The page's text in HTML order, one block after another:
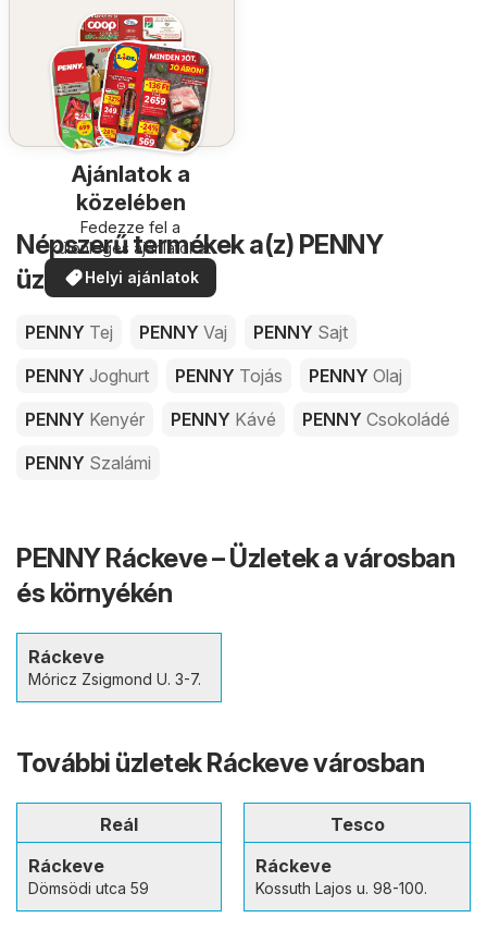
Ajánlatok a
közelében
Fedezze fel a
különleges ajánlatokat
Helyi ajánlatok
Népszerű termékek a(z) PENNY
üzleteiben
PENNY Tej PENNY Vaj PENNY Sajt
PENNY Joghurt PENNY Tojás PENNY Olaj
PENNY Kenyér PENNY Kávé PENNY Csokoládé
PENNY Szalámi
PENNY Ráckeve – Üzletek a városban
és környékén
Ráckeve
Móricz Zsigmond U. 3-7.
További üzletek Ráckeve városban
Reál
Ráckeve
Dömsödi utca 59
Tesco
Ráckeve
Kossuth Lajos u. 98-100.